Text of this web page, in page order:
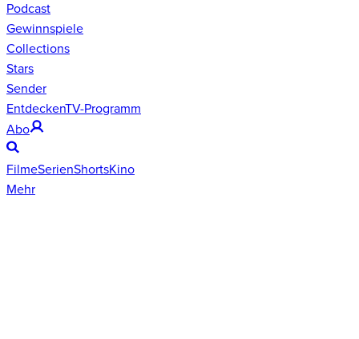
Podcast
Gewinnspiele
Collections
Stars
Sender
EntdeckenTV-Programm
Abo
FilmeSerienShortsKino
Mehr